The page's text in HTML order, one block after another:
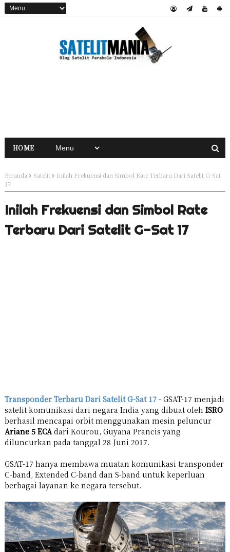
HOME
Beranda Satelit
Inilah Frekuensi dan Simbol Rate Terbaru Dari Satelit G-Sat
17
Inilah Frekuensi dan Simbol Rate
Terbaru Dari Satelit G-Sat 17
Transponder Terbaru Dari Satelit G-Sat 17- GSAT-17 menjadi
satelit komunikasi dari negara India yang dibuat oleh ISRO
berhasil mencapai orbit menggunakan mesin peluncur
Ariane 5 ECAdari Kourou, Guyana Prancis yang
diluncurkan pada tanggal 28 Juni 2017.
GSAT-17 hanya membawa muatan komunikasi transponder
C-band, Extended C-band dan S-band untuk keperluan
berbagai layanan ke negara tersebut.